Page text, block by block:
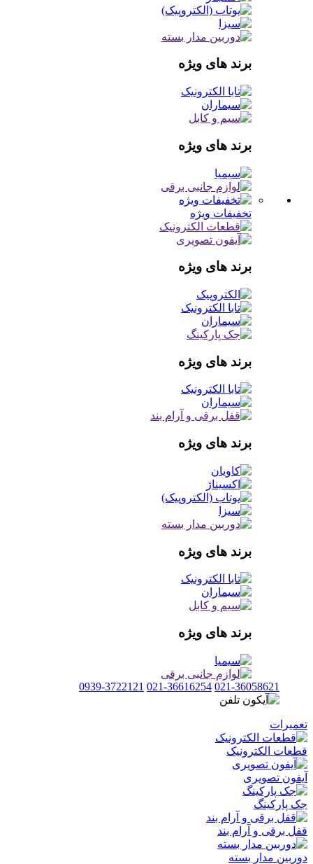
برند های ویژه
برند های ویژه
تخفیفات ویژه
برند های ویژه
برند های ویژه
برند های ویژه
برند های ویژه
برند های ویژه
021-36058621
021-36616254
0939-3722121
تعمیرات
قطعات الکترونیک
آیفون تصویری
جک پارکینگ
قفل برقی و آرام بند
دوربین مدار بسته